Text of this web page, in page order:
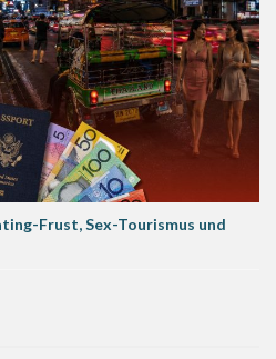
Frust, Sex-Tourismus und